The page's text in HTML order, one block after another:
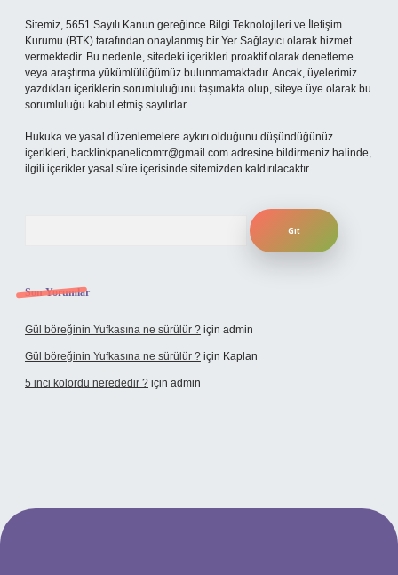
Sitemiz, 5651 Sayılı Kanun gereğince Bilgi Teknolojileri ve İletişim
Kurumu (BTK) tarafından onaylanmış bir Yer Sağlayıcı olarak hizmet
vermektedir. Bu nedenle, sitedeki içerikleri proaktif olarak denetleme
veya araştırma yükümlülüğümüz bulunmamaktadır. Ancak, üyelerimiz
yazdıkları içeriklerin sorumluluğunu taşımakta olup, siteye üye olarak bu
sorumluluğu kabul etmiş sayılırlar.
Hukuka ve yasal düzenlemelere aykırı olduğunu düşündüğünüz
içerikleri, backlinkpanelicomtr@gmail.com adresine bildirmeniz halinde,
ilgili içerikler yasal süre içerisinde sitemizden kaldırılacaktır.
Son Yorumlar
Gül böreğinin Yufkasına ne sürülür ? için admin
Gül böreğinin Yufkasına ne sürülür ? için Kaplan
5 inci kolordu nerededir ? için admin